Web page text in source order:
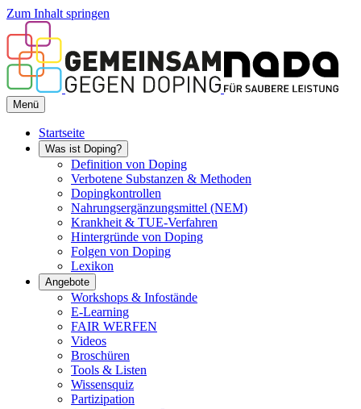
Zum Inhalt springen
Menü
Startseite
Was ist Doping?
Definition von Doping
Verbotene Substanzen & Methoden
Dopingkontrollen
Nahrungsergänzungsmittel (NEM)
Krankheit & TUE-Verfahren
Hintergründe von Doping
Folgen von Doping
Lexikon
Angebote
Workshops & Infostände
E-Learning
FAIR WERFEN
Videos
Broschüren
Tools & Listen
Wissensquiz
Partizipation